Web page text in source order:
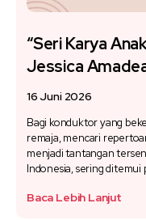
“Seri Karya
Jessica
16 Juni 2026
Bagi konduktor yang
remaja, mencari
menjadi tantangan
Indonesia, sering ditemui
Baca Lebih Lanjut